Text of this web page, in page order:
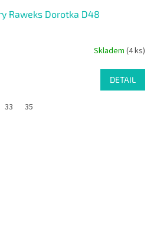
Raweks Dorotka D48
Skladem (4 ks)
DETAIL
33 35